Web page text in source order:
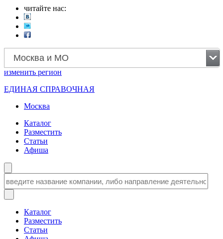
читайте нас:
Москва и МО
изменить регион
ЕДИНАЯ СПРАВОЧНАЯ
Москва
Каталог
Разместить
Статьи
Афиша
Каталог
Разместить
Статьи